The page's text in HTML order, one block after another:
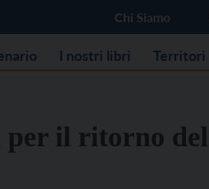
Chi Siamo
I nostri libri Territori
per il ritorno del